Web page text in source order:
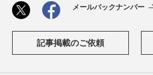
メールバックナンバー
記事掲載のご依頼